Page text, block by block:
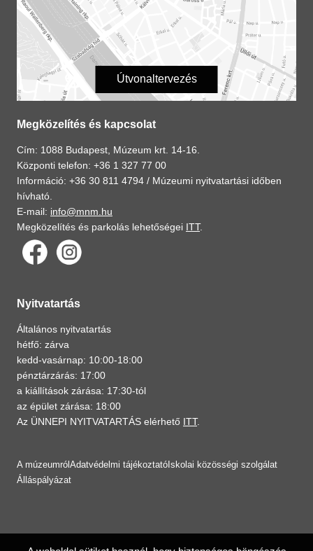
Útvonaltervezés
Megközelítés és kapcsolat
Cím: 1088 Budapest, Múzeum krt. 14-16.
Központi telefon: +36 1 327 77 00
Információ: +36 30 811 4794 / Múzeumi nyitvatartási időben
hívható.
E-mail: info@mnm.hu
Megközelítés és parkolás lehetőségei ITT.
Nyitvatartás
Általános nyitvatartás
hétfő: zárva
kedd-vasárnap: 10:00-18:00
pénztárzárás: 17:00
a kiállítások zárása: 17:30-tól
az épület zárása: 18:00
Az ÜNNEPI NYITVATARTÁS elérhető ITT.
A múzeumról Adatvédelmi tájékoztató Iskolai közösségi szolgálat
Álláspályázat